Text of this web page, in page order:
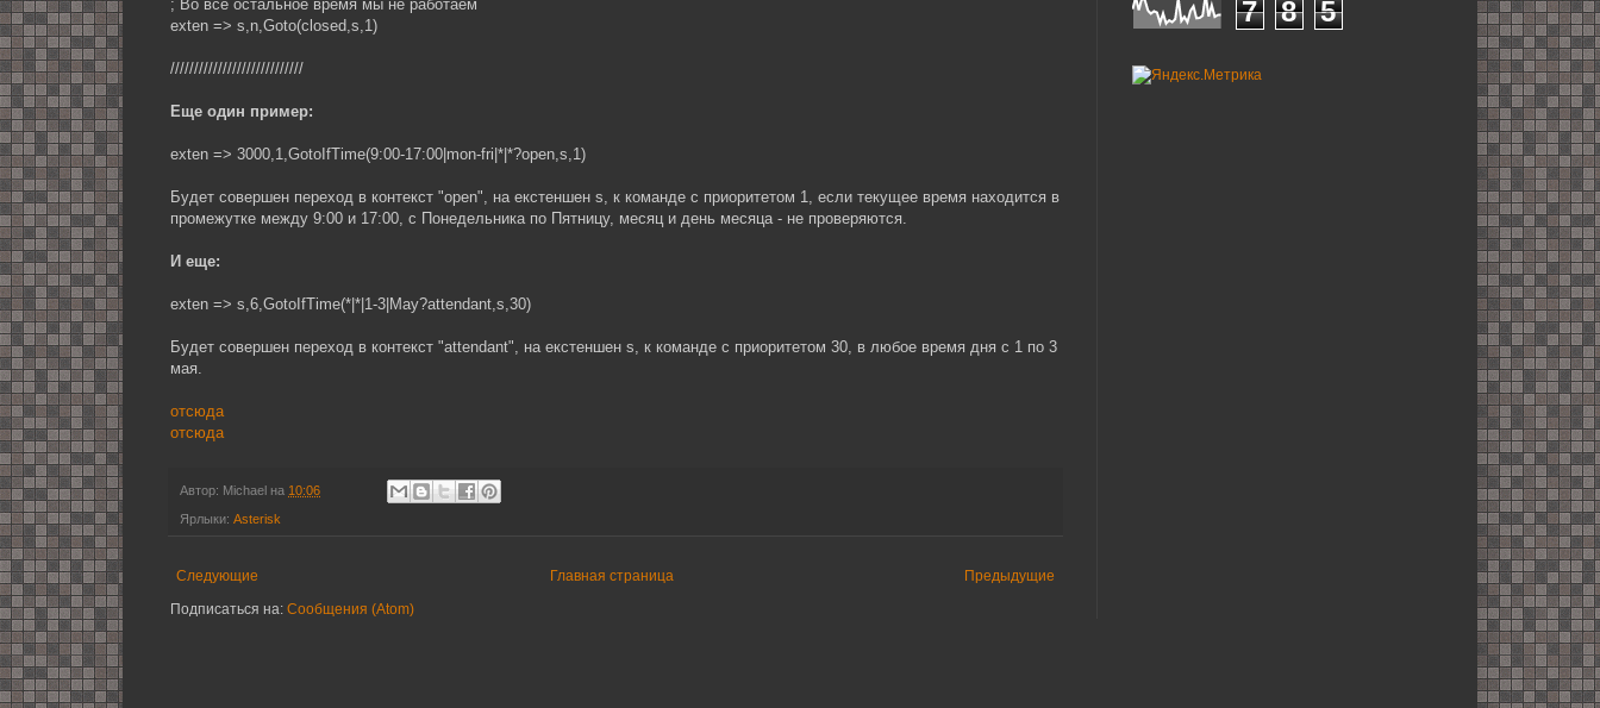
; Во все остальное время мы не работаем
exten => s,n,Goto(closed,s,1)
////////////////////////////
Еще один пример:
exten => 3000,1,GotoIfTime(9:00-17:00|mon-fri|*|*?open,s,1)
Будет совершен переход в контекст "open", на екстеншен s, к команде с приоритетом 1, если текущее время находится в
промежутке между 9:00 и 17:00, с Понедельника по Пятницу, месяц и день месяца - не проверяются.
И еще:
exten => s,6,GotoIfTime(*|*|1-3|May?attendant,s,30)
Будет совершен переход в контекст "attendant", на екстеншен s, к команде с приоритетом 30, в любое время дня с 1 по 3
мая.
отсюда
отсюда
Автор: Michael на 10:06
Ярлыки:Asterisk
Следующие Предыдущие
Главная страница
Подписаться на:Сообщения (Atom)
7 8 5